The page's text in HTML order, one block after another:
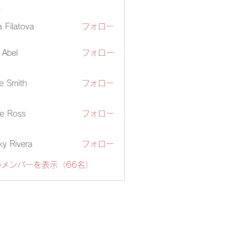
Filatova フォロー
フォロー
Smith フォロー
Ross フォロー
Rivera フォロー
ンバーを表示（66名）